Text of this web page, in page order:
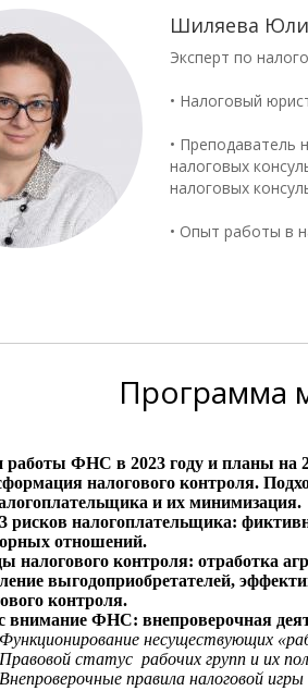
Шиляева
Эксперт по
• Налоговый
• Преподаватель
налоговых
налоговых
• Опыт работы в
Программа